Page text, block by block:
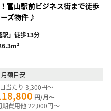
富山駅前ビジネス街まで徒歩
ズ物件♪
駅」徒歩13分
月額目安
当たり 3,300円～
円/月～
期費用他 22,000円～